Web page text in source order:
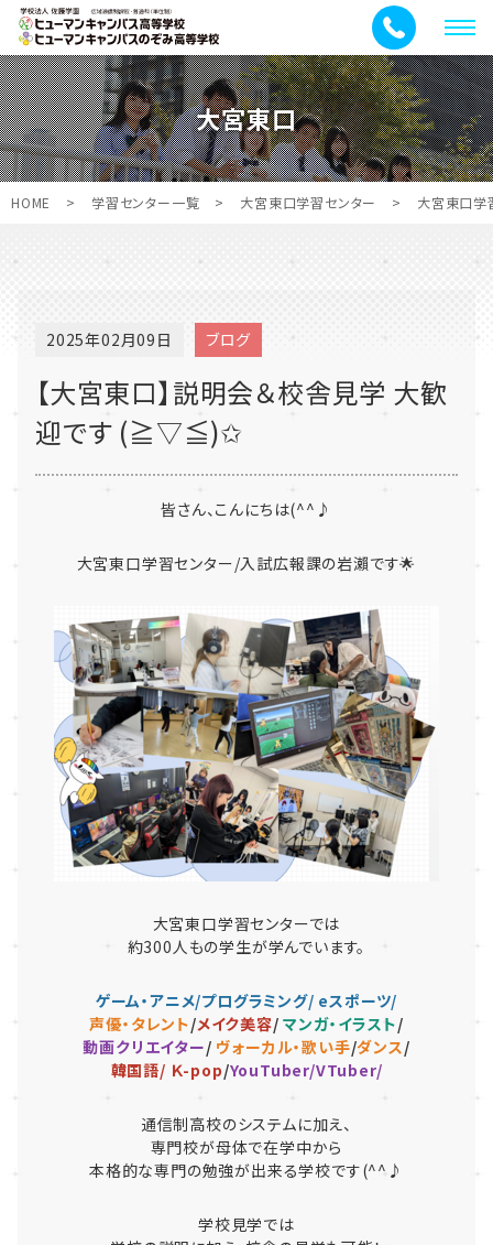
メ
ニ
ュ
ー
大宮東口
HOME > 学習センター一覧 > 大宮東口学習センター > 大宮東口学
2025年02月09日 ブログ
【大宮東口】説明会＆校舎見学 大歓
迎です (≧▽≦)✩
皆さん、こんにちは(^^♪
大宮東口学習センター/入試広報課の岩瀨です🌟
大宮東口学習センターでは
約300人もの学生が学んでいます。
ゲーム・アニメ/プログラミング/ eスポーツ/
声優・タレント/メイク美容/マンガ・イラスト/
動画クリエイター/ ヴォーカル・歌い手/ダンス/
韓国語/ Ｋ-pop/YouTuber/VTuber/
通信制高校のシステムに加え、
専門校が母体で在学中から
本格的な専門の勉強が出来る学校です(^^♪
学校見学では